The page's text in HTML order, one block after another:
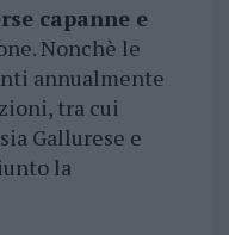
capanne e
Nonchè le
annualmente
tra cui
Gallurese e
la